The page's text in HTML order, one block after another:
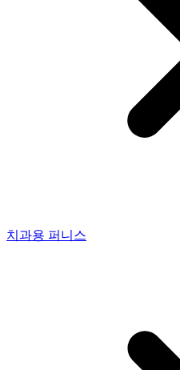
치과용 퍼니스